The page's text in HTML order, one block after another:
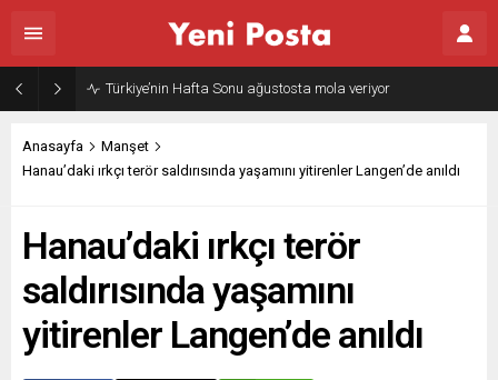
Türkiye’nin Hafta Sonu ağustosta mola veriyor
Anasayfa
Manşet
Hanau’daki ırkçı terör saldırısında yaşamını yitirenler Langen’de anıldı
Hanau’daki ırkçı terör
saldırısında yaşamını
yitirenler Langen’de anıldı